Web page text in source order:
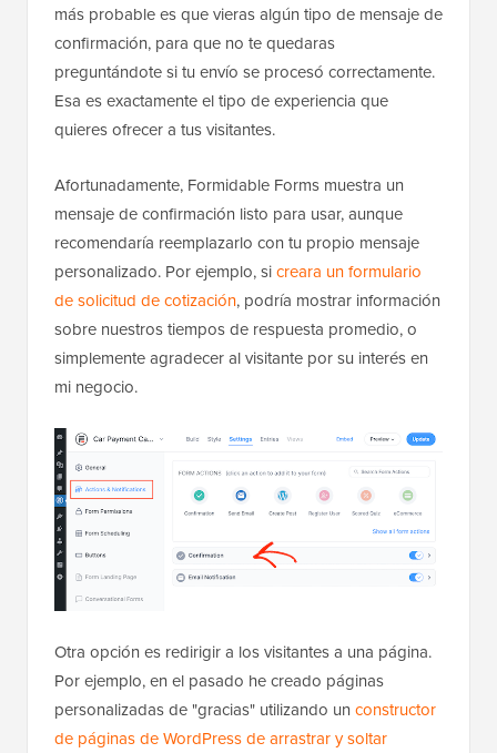
más probable es que vieras algún tipo de mensaje de
confirmación, para que no te quedaras
preguntándote si tu envío se procesó correctamente.
Esa es exactamente el tipo de experiencia que
quieres ofrecer a tus visitantes.
Afortunadamente, Formidable Forms muestra un
mensaje de confirmación listo para usar, aunque
recomendaría reemplazarlo con tu propio mensaje
personalizado. Por ejemplo, sicreara un formulario
de solicitud de cotización, podría mostrar información
sobre nuestros tiempos de respuesta promedio, o
simplemente agradecer al visitante por su interés en
mi negocio.
Otra opción es redirigir a los visitantes a una página.
Por ejemplo, en el pasado he creado páginas
personalizadas de "gracias" utilizando un constructor
de páginas de WordPress de arrastrar y soltar